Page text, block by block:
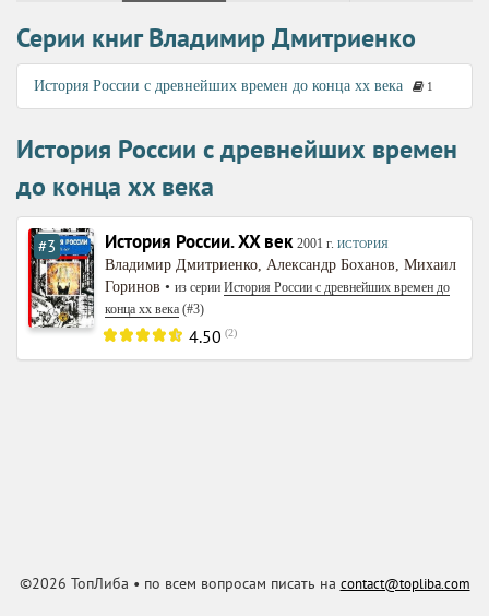
Серии книг Владимир Дмитриенко
История России с древнейших времен до конца xx века 1
История России с древнейших времен
до конца xx века
#3 История России. XX век 2001 г. ИСТОРИЯ
Владимир Дмитриенко, Александр Боханов, Михаил
Горинов • из серии История России с древнейших времен до
конца xx века (#3)
4.50 (2)
©2026 ТопЛиба • по всем вопросам писать на contact@topliba.com